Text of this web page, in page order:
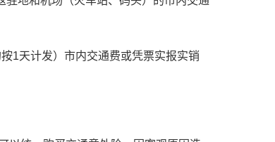
1天计发）市内交通费或凭票实报实销